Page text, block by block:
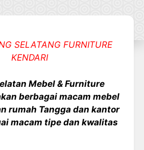
SELATANG FURNITURE
KENDARI
Mebel & Furniture
berbagai macam mebel
rumah Tangga dan kantor
macam tipe dan kwalitas